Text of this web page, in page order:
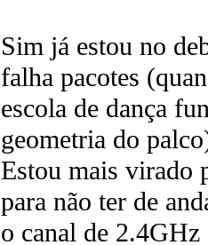
Sim já estou no
falha pacotes
escola de dança
geometria do
Estou mais virado
para não ter de
o canal de